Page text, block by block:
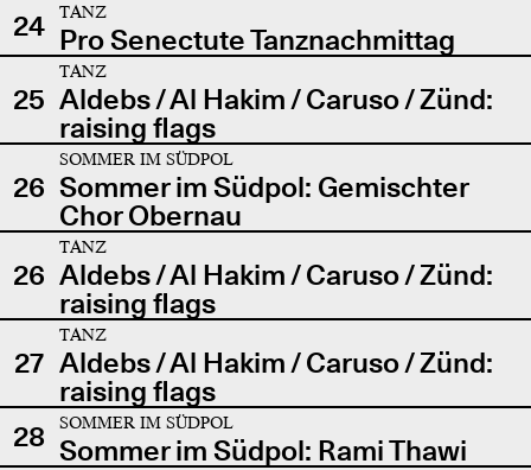
24
TANZ
Pro Senectute Tanznachmittag
25
TANZ
Aldebs / Al Hakim / Caruso / Zünd:
raising flags
26
SOMMER IM SÜDPOL
Sommer im Südpol: Gemischter
Chor Obernau
26
TANZ
Aldebs / Al Hakim / Caruso / Zünd:
raising flags
27
TANZ
Aldebs / Al Hakim / Caruso / Zünd:
raising flags
28
SOMMER IM SÜDPOL
Sommer im Südpol: Rami Thawi